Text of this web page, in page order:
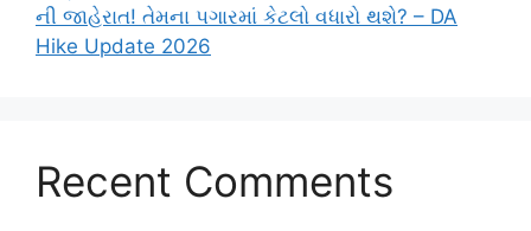
ની જાહેરાત! તેમના પગારમાં કેટલો વધારો થશે? – DA
Hike Update 2026
Recent Comments